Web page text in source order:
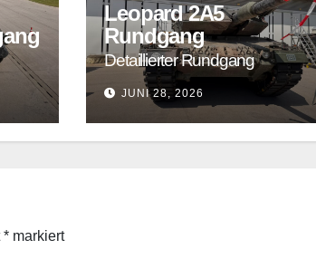
Leopard 2A5
Rundgang
Detaillierter Rundgang
JUNI 28, 2026
* markiert